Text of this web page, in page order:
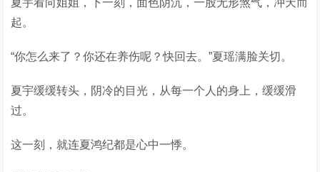
夏宇看向姐姐，下一刻，面色阴沉，一股无形煞气，冲天而
起。
“你怎么来了？你还在养伤呢？快回去。”夏瑶满脸关切。
夏宇缓缓转头，阴冷的目光，从每一个人的身上，缓缓滑
过。
这一刻，就连夏鸿纪都是心中一悸。